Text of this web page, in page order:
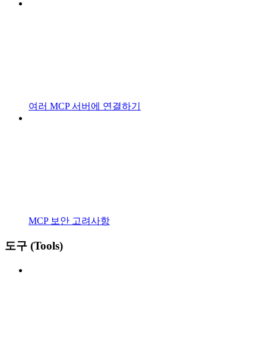
여러 MCP 서버에 연결하기
MCP 보안 고려사항
도구 (Tools)